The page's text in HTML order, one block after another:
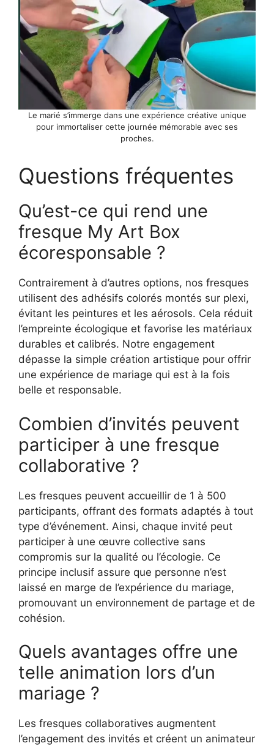
Le marié s’immerge dans une expérience créative unique
pour immortaliser cette journée mémorable avec ses
proches.
Questions fréquentes
Qu’est-ce qui rend une
fresque My Art Box
écoresponsable ?
Contrairement à d’autres options, nos fresques
utilisent des adhésifs colorés montés sur plexi,
évitant les peintures et les aérosols. Cela réduit
l’empreinte écologique et favorise les matériaux
durables et calibrés. Notre engagement
dépasse la simple création artistique pour offrir
une expérience de mariage qui est à la fois
belle et responsable.
Combien d’invités peuvent
participer à une fresque
collaborative ?
Les fresques peuvent accueillir de 1 à 500
participants, offrant des formats adaptés à tout
type d’événement. Ainsi, chaque invité peut
participer à une œuvre collective sans
compromis sur la qualité ou l’écologie. Ce
principe inclusif assure que personne n’est
laissé en marge de l’expérience du mariage,
promouvant un environnement de partage et de
cohésion.
Quels avantages offre une
telle animation lors d’un
mariage ?
Les fresques collaboratives augmentent
l’engagement des invités et créent un animateur